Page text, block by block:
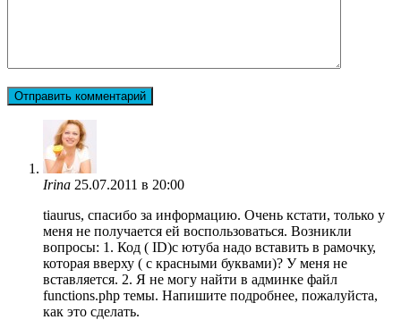
Irina 25.07.2011 в 20:00
tiaurus, спасибо за информацию. Очень кстати, только у
меня не получается ей воспользоваться. Возникли
вопросы: 1. Код ( ID)с ютуба надо вставить в рамочку,
которая вверху ( с красными буквами)? У меня не
вставляется. 2. Я не могу найти в админке файл
functions.php темы. Напишите подробнее, пожалуйста,
как это сделать.